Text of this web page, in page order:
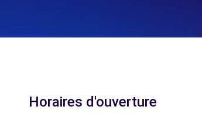
Horaires d'ouverture